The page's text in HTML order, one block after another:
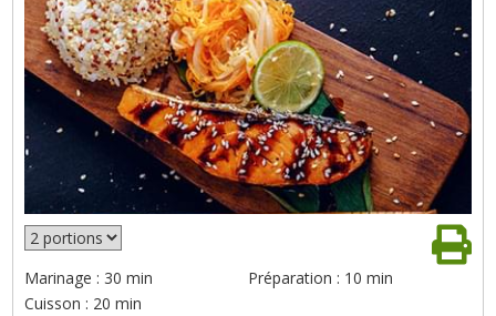
Marinage : 30 min
Préparation : 10 min
Cuisson : 20 min